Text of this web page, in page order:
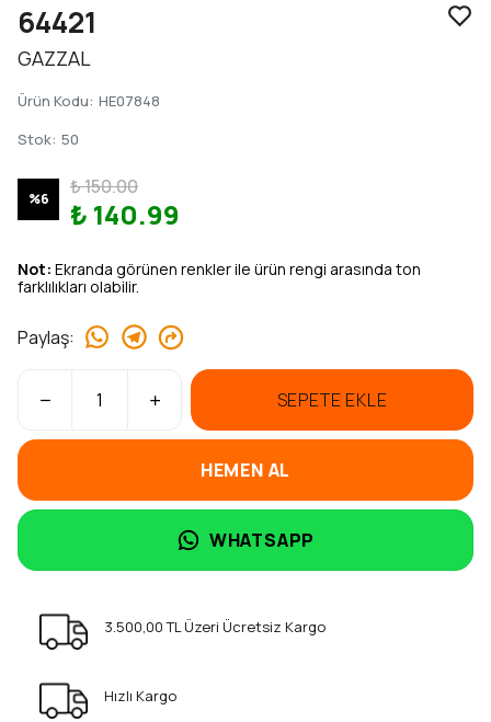
64421
GAZZAL
Ürün Kodu: HE07848
Stok: 50
%6
₺ 150.00
₺ 140.99
Not: Ekranda görünen renkler ile ürün rengi arasında ton
farklılıkları olabilir.
Paylaş:
SEPETE EKLE
HEMEN AL
WHATSAPP
3.500,00 TL Üzeri Ücretsiz Kargo
Hızlı Kargo